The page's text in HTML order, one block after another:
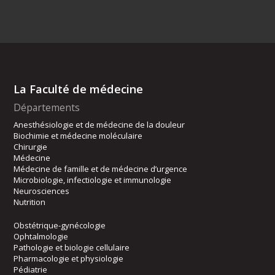
La Faculté de médecine
Départements
Anesthésiologie et de médecine de la douleur
Biochimie et médecine moléculaire
Chirurgie
Médecine
Médecine de famille et de médecine d’urgence
Microbiologie, infectiologie et immunologie
Neurosciences
Nutrition
Obstétrique-gynécologie
Ophtalmologie
Pathologie et biologie cellulaire
Pharmacologie et physiologie
Pédiatrie